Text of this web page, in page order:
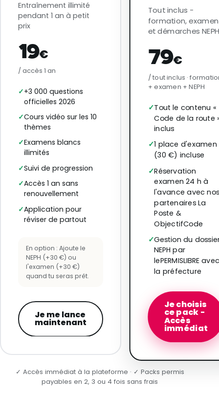
Entraînement illimité
pendant 1 an à petit
prix
19€
/ accès 1 an
+3 000 questions
officielles 2026
Cours vidéo sur les 10
thèmes
Examens blancs
illimités
Suivi de progression
Accès 1 an sans
renouvellement
Application pour
réviser de partout
En option : Ajoute le
NEPH (+30 €) ou
l'examen (+30 €)
quand tu seras prêt.
Je me lance
maintenant
Tout inclus -
formation, examen
et démarches NEPH
79€
/ tout inclus ·
+ examen + NEPH
Tout le contenu «
Code de la route
inclus
1 place d'examen
(30 €) incluse
Réservation
examen 24 h à
l'avance avec nos
partenaires La
Poste &
ObjectifCode
Gestion du
NEPH par
lePERMISLIBRE avec
la préfecture
Je choisis
ce pack -
Accès
immédiat
✓ Accès immédiat à la plateforme · ✓ Packs permis
payables en 2, 3 ou 4 fois sans frais